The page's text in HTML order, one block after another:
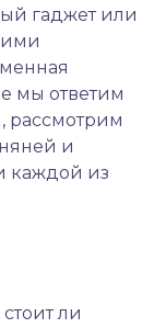
гаджет или
мы ответим
рассмотрим
и
каждой из
ли